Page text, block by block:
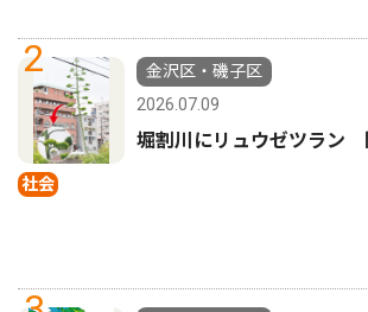
2
社会
金沢区・磯子区
2026.07.09
堀割川にリュウゼツラン